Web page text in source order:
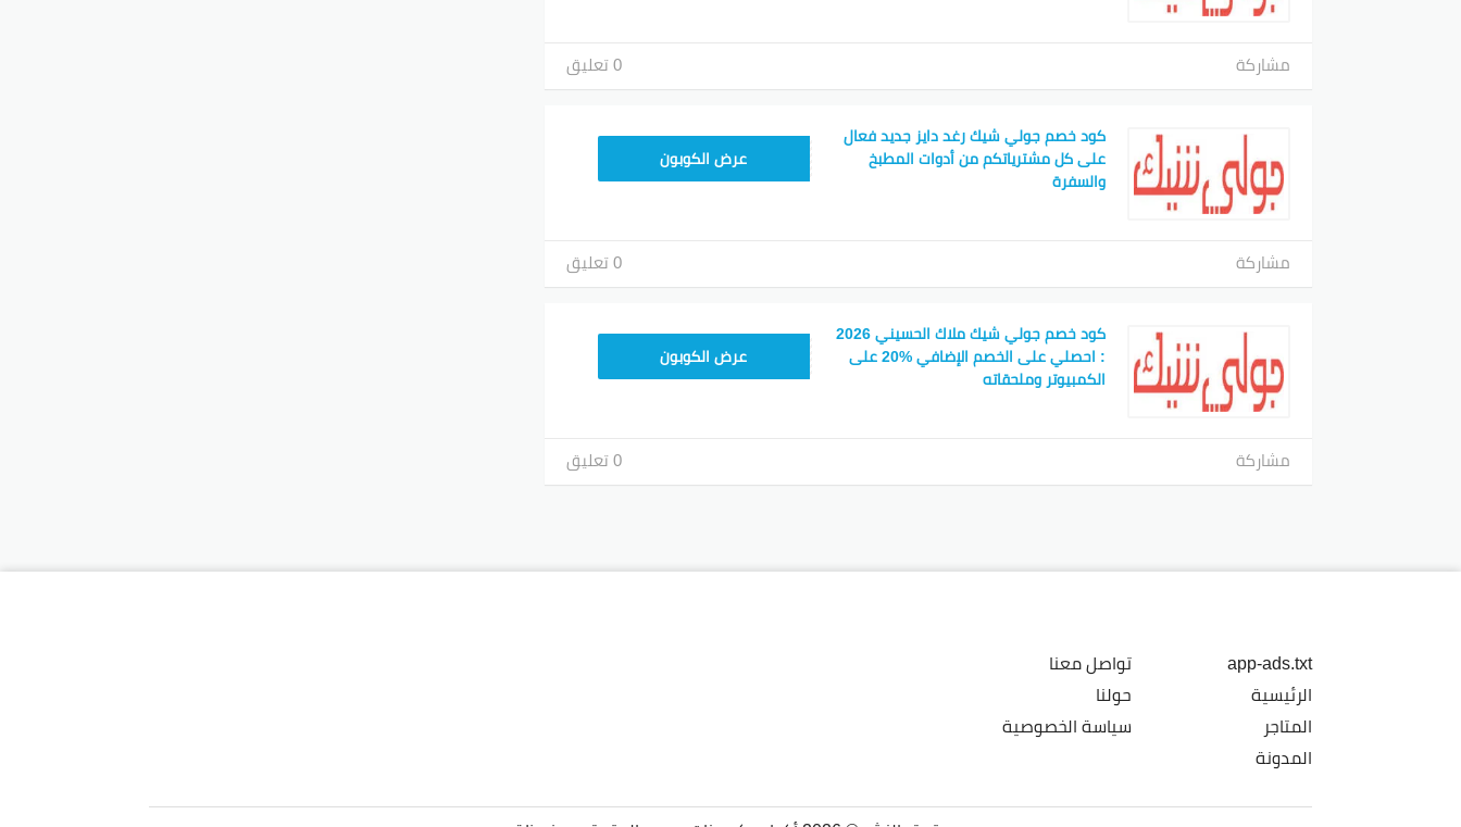
مشاركة 0 تعليق
كود خصم جولي شيك رغد دايز جديد فعال
على كل مشترياتكم من أدوات المطبخ
والسفرة
CPJ15عرض الكوبون
مشاركة 0 تعليق
كود خصم جولي شيك ملاك الحسيني 2026
: احصلي على الخصم الإضافي %20 على
الكمبيوتر وملحقاته
CPJ15عرض الكوبون
مشاركة 0 تعليق
app-ads.txt
الرئيسية
المتاجر
المدونة
تواصل معنا
حولنا
سياسة الخصوصية